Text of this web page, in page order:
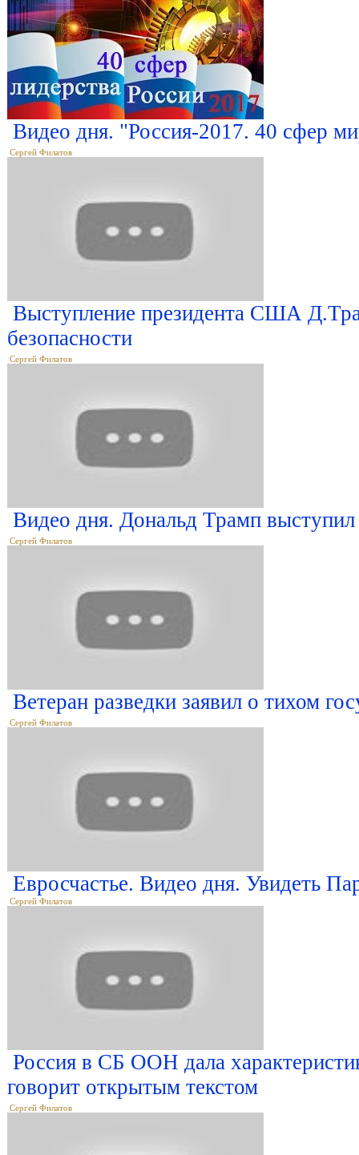
Видео дня. "Россия-2017. 40 сфер
Сергей Филатов
Выступление президента США
безопасности
Сергей Филатов
Видео дня. Дональд Трамп
Сергей Филатов
Ветеран разведки заявил о тихом
Сергей Филатов
Евросчастье. Видео дня. Увидеть
Сергей Филатов
Россия в СБ ООН дала
говорит открытым текстом
Сергей Филатов